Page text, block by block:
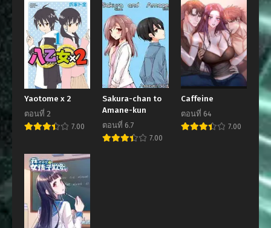
Yaotome x 2
ตอนที่ 2
7.00
Sakura-chan to
Amane-kun
ตอนที่ 6.7
7.00
Caffeine
ตอนที่ 64
7.00